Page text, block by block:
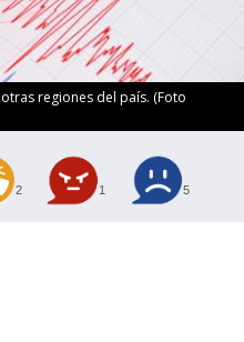
regiones del país. (Foto
2 1 5